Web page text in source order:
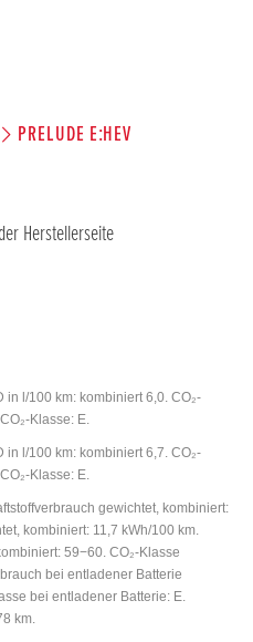
PRELUDE E:HEV
Herstellerseite
in l/100 km: kombiniert 6,0. CO₂-
Klasse: E.
in l/100 km: kombiniert 6,7. CO₂-
Klasse: E.
gewichtet, kombiniert:
kombiniert: 11,7 kWh/100 km.
59−60. CO₂-Klasse
bei entladener Batterie
bei entladener Batterie: E.
km.